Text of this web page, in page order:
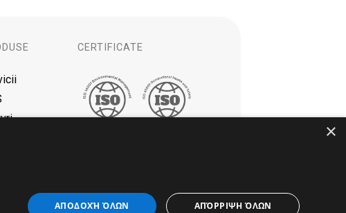
CERTIFICATE
×
ΑΠΟΔΟΧΉ ΌΛΩΝ ΑΠΌΡΡΙΨΗ ΌΛΩΝ